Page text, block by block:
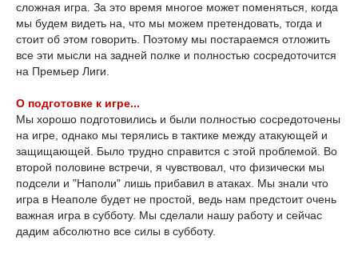
сложная игра. За это время многое может поменяться, когда
мы будем видеть на, что мы можем претендовать, тогда и
стоит об этом говорить. Поэтому мы постараемся отложить
все эти мысли на задней полке и полностью сосредоточится
на Премьер Лиги.
О подготовке к игре...
Мы хорошо подготовились и были полностью сосредоточены
на игре, однако мы терялись в тактике между атакующей и
защищающей. Было трудно справится с этой проблемой. Во
второй половине встречи, я чувствовал, что физически мы
подсели и "Наполи" лишь прибавил в атаках. Мы знали что
игра в Неаполе будет не простой, ведь нам предстоит очень
важная игра в субботу. Мы сделали нашу работу и сейчас
дадим абсолютно все силы в субботу.